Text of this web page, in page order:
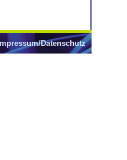
Datenschutz